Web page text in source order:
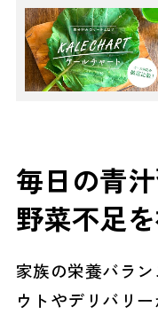
毎日の青汁
野菜不足
家族の栄養バラ
ウトやデリバリ